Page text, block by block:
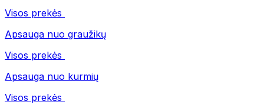
Visos prekės
Apsauga nuo graužikų
Visos prekės
Apsauga nuo kurmių
Visos prekės